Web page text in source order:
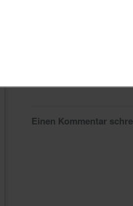
Einen Kommentar